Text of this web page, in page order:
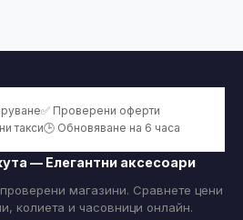
✅ Проверени оферти
такси🕒 Обновяване на 6 часа
— Елегантни аксесоари
магазини. Сравнете цени
колиета и часовници онлайн.